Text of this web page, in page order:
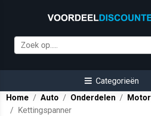
Categorieën
Home
Auto Onderdelen Motor
Kettingspanner